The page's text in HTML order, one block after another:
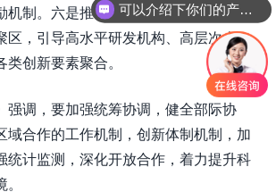
机制。六是推动集聚发展，建设科技服
区，引导高水平研发机构、高层次人
创新要素聚合。
强调，要加强统筹协调，健全部际协
域合作的工作机制，创新体制机制，加
统计监测，深化开放合作，着力提升科
可以介绍下你们的产品么